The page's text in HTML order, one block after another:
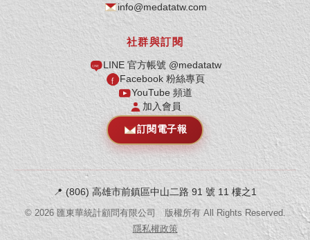
info@medatatw.com
社群與訂閱
LINE 官方帳號 @medatatw
Facebook 粉絲專頁
YouTube 頻道
加入會員
訂閱電子報
📍(806) 高雄市前鎮區中山二路 91 號 11 樓之1
© 2026匯東華統計顧問有限公司 版權所有 All Rights Reserved.
隱私權政策